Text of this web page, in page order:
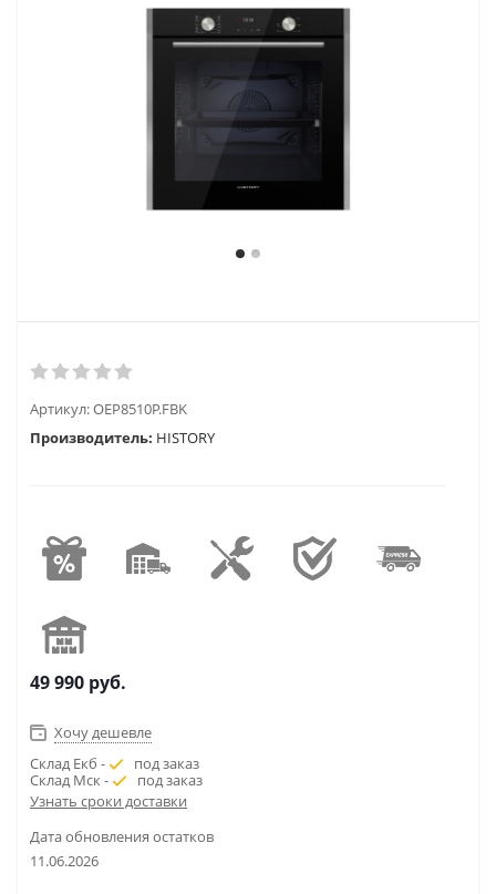
Артикул:OEP8510P.FBK
Производитель: HISTORY
49 990 руб.
Хочу дешевле
Склад Екб -
под заказ
Склад Мск -
под заказ
Узнать сроки доставки
Дата обновления остатков
11.06.2026